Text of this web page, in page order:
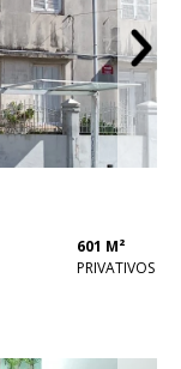
601 M²
PRIVATIVOS